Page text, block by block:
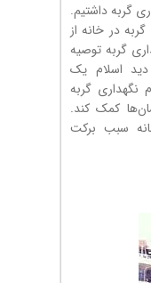
گربه داشتیم.
در خانه از
گربه توصیه
اسلام یک
نگهداری گربه
کمک کند.
سبب برکت